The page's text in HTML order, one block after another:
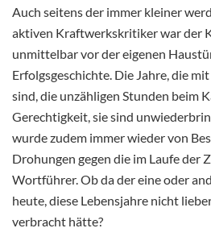
Auch seitens der immer kleiner
aktiven Kraftwerkskritiker war der
unmittelbar vor der eigenen
Erfolgsgeschichte. Die Jahre, die
sind, die unzähligen Stunden beim
Gerechtigkeit, sie sind
wurde zudem immer wieder von
Drohungen gegen die im Laufe der
Wortführer. Ob da der eine oder
heute, diese Lebensjahre nicht
verbracht hätte?